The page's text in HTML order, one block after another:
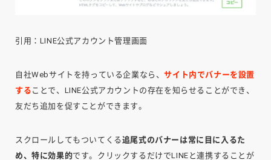
引用：LINE公式アカウント管理画面
自社Webサイトを持っている企業なら、サイト内でバナーを設置
する ことで、LINE公式アカウントの存在を知らせることができ、
友だち追加を促すことができます。
スクロールしてもついてくる 追尾式のバナーは常に目に入るた
め、特に効果的です。クリックするだけでLINEと連携することが